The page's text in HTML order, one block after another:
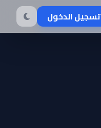
تسجيل الدخول